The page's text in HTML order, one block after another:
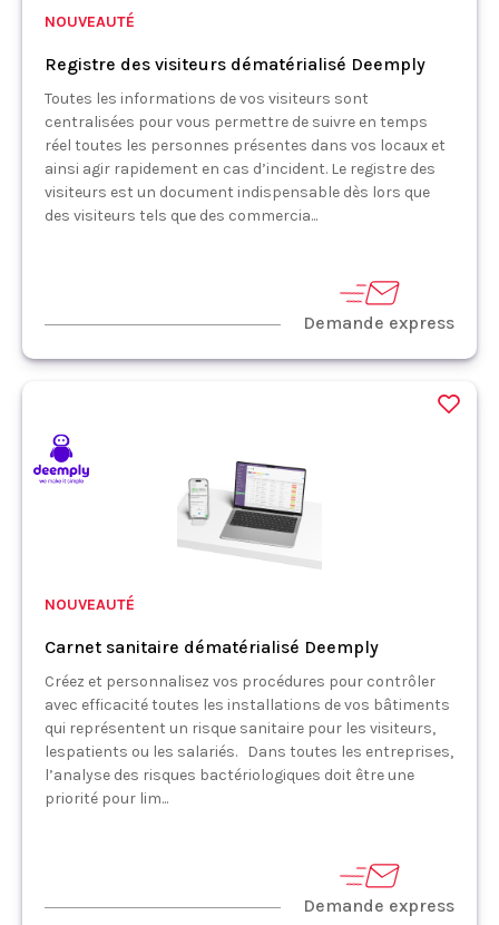
NOUVEAUTÉ
Registre des visiteurs dématérialisé Deemply
Toutes les informations de vos visiteurs sont
centralisées pour vous permettre de suivre en temps
réel toutes les personnes présentes dans vos locaux et
ainsi agir rapidement en cas d’incident. Le registre des
visiteurs est un document indispensable dès lors que
des visiteurs tels que des commercia...
Demande express
NOUVEAUTÉ
Carnet sanitaire dématérialisé Deemply
Créez et personnalisez vos procédures pour contrôler
avec efficacité toutes les installations de vos bâtiments
qui représentent un risque sanitaire pour les visiteurs,
lespatients ou les salariés. Dans toutes les entreprises,
l’analyse des risques bactériologiques doit être une
priorité pour lim...
Demande express